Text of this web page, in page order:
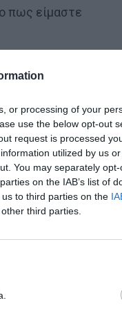
or processing of your
use the below opt-out
request is processed
utilized by us
You may separately
on the IAB’s list of
to third parties on the
third parties.
πως είμαστε
από
των
κόστισε